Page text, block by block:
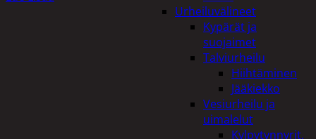
Urheiluvälineet
Kypärät ja
suojaimet
Talviurheilu
Hiihtäminen
Jääkiekko
Vesiurheilu ja
uimalelut
Kylpytynnyrit,